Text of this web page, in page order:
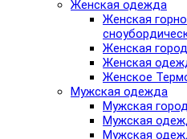
Женская одежда
Женская
Женская
Женская
Женское
Мужская одежда
Мужская
Мужская
Мужская